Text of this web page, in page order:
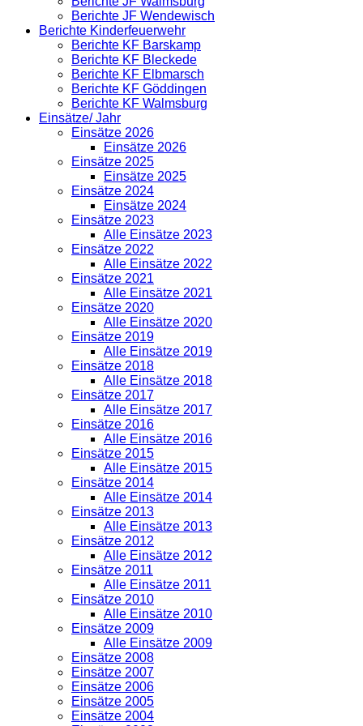
Berichte JF Wendewisch
Berichte Kinderfeuerwehr
Berichte KF Barskamp
Berichte KF Bleckede
Berichte KF Elbmarsch
Berichte KF Göddingen
Berichte KF Walmsburg
Einsätze/ Jahr
Einsätze 2026
Einsätze 2026
Einsätze 2025
Einsätze 2025
Einsätze 2024
Einsätze 2024
Einsätze 2023
Alle Einsätze 2023
Einsätze 2022
Alle Einsätze 2022
Einsätze 2021
Alle Einsätze 2021
Einsätze 2020
Alle Einsätze 2020
Einsätze 2019
Alle Einsätze 2019
Einsätze 2018
Alle Einsätze 2018
Einsätze 2017
Alle Einsätze 2017
Einsätze 2016
Alle Einsätze 2016
Einsätze 2015
Alle Einsätze 2015
Einsätze 2014
Alle Einsätze 2014
Einsätze 2013
Alle Einsätze 2013
Einsätze 2012
Alle Einsätze 2012
Einsätze 2011
Alle Einsätze 2011
Einsätze 2010
Alle Einsätze 2010
Einsätze 2009
Alle Einsätze 2009
Einsätze 2008
Einsätze 2007
Einsätze 2006
Einsätze 2005
Einsätze 2004